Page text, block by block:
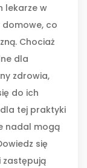
lekarze w
co
Chociaż
dla
zdrowia,
do ich
tej praktyki
nadal mogą
się
zastępują